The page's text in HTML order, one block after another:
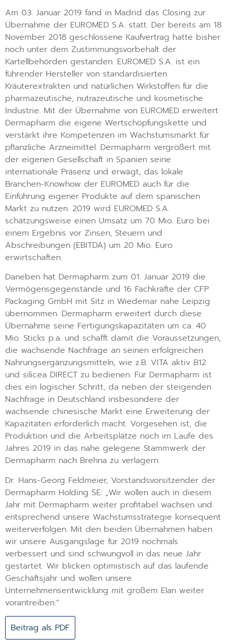
Am 03. Januar 2019 fand in Madrid das Closing zur
Übernahme der EUROMED S.A. statt. Der bereits am 18.
November 2018 geschlossene Kaufvertrag hatte bisher
noch unter dem Zustimmungsvorbehalt der
Kartellbehörden gestanden. EUROMED S.A. ist ein
führender Hersteller von standardisierten
Kräuterextrakten und natürlichen Wirkstoffen für die
pharmazeutische, nutrazeutische und kosmetische
Industrie. Mit der Übernahme von EUROMED erweitert
Dermapharm die eigene Wertschöpfungskette und
verstärkt ihre Kompetenzen im Wachstumsmarkt für
pflanzliche Arzneimittel. Dermapharm vergrößert mit
der eigenen Gesellschaft in Spanien seine
internationale Präsenz und erwägt, das lokale
Branchen-Knowhow der EUROMED auch für die
Einführung eigener Produkte auf dem spanischen
Markt zu nutzen. 2019 wird EUROMED S.A.
schätzungsweise einen Umsatz um 70 Mio. Euro bei
einem Ergebnis vor Zinsen, Steuern und
Abschreibungen (EBITDA) um 20 Mio. Euro
erwirtschaften.
Daneben hat Dermapharm zum 01. Januar 2019 die
Vermögensgegenstände und 16 Fachkräfte der CFP
Packaging GmbH mit Sitz in Wiedemar nahe Leipzig
übernommen. Dermapharm erweitert durch diese
Übernahme seine Fertigungskapazitäten um ca. 40
Mio. Sticks p.a. und schafft damit die Voraussetzungen,
die wachsende Nachfrage an seinen erfolgreichen
Nahrungsergänzungsmitteln, wie z.B. VITA aktiv B12
und silicea DIRECT zu bedienen. Für Dermapharm ist
dies ein logischer Schritt, da neben der steigenden
Nachfrage in Deutschland insbesondere der
wachsende chinesische Markt eine Erweiterung der
Kapazitäten erforderlich macht. Vorgesehen ist, die
Produktion und die Arbeitsplätze noch im Laufe des
Jahres 2019 in das nahe gelegene Stammwerk der
Dermapharm nach Brehna zu verlagern.
Dr. Hans-Georg Feldmeier, Vorstandsvorsitzender der
Dermapharm Holding SE: „Wir wollen auch in diesem
Jahr mit Dermapharm weiter profitabel wachsen und
entsprechend unsere Wachstumsstrategie konsequent
weiterverfolgen. Mit den beiden Übernahmen haben
wir unsere Ausgangslage für 2019 nochmals
verbessert und sind schwungvoll in das neue Jahr
gestartet. Wir blicken optimistisch auf das laufende
Geschäftsjahr und wollen unsere
Unternehmensentwicklung mit großem Elan weiter
vorantreiben.“
Beitrag als PDF